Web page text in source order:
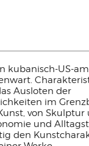
kubanisch-US-
Ausloten der
im
von Skulptur
und
den